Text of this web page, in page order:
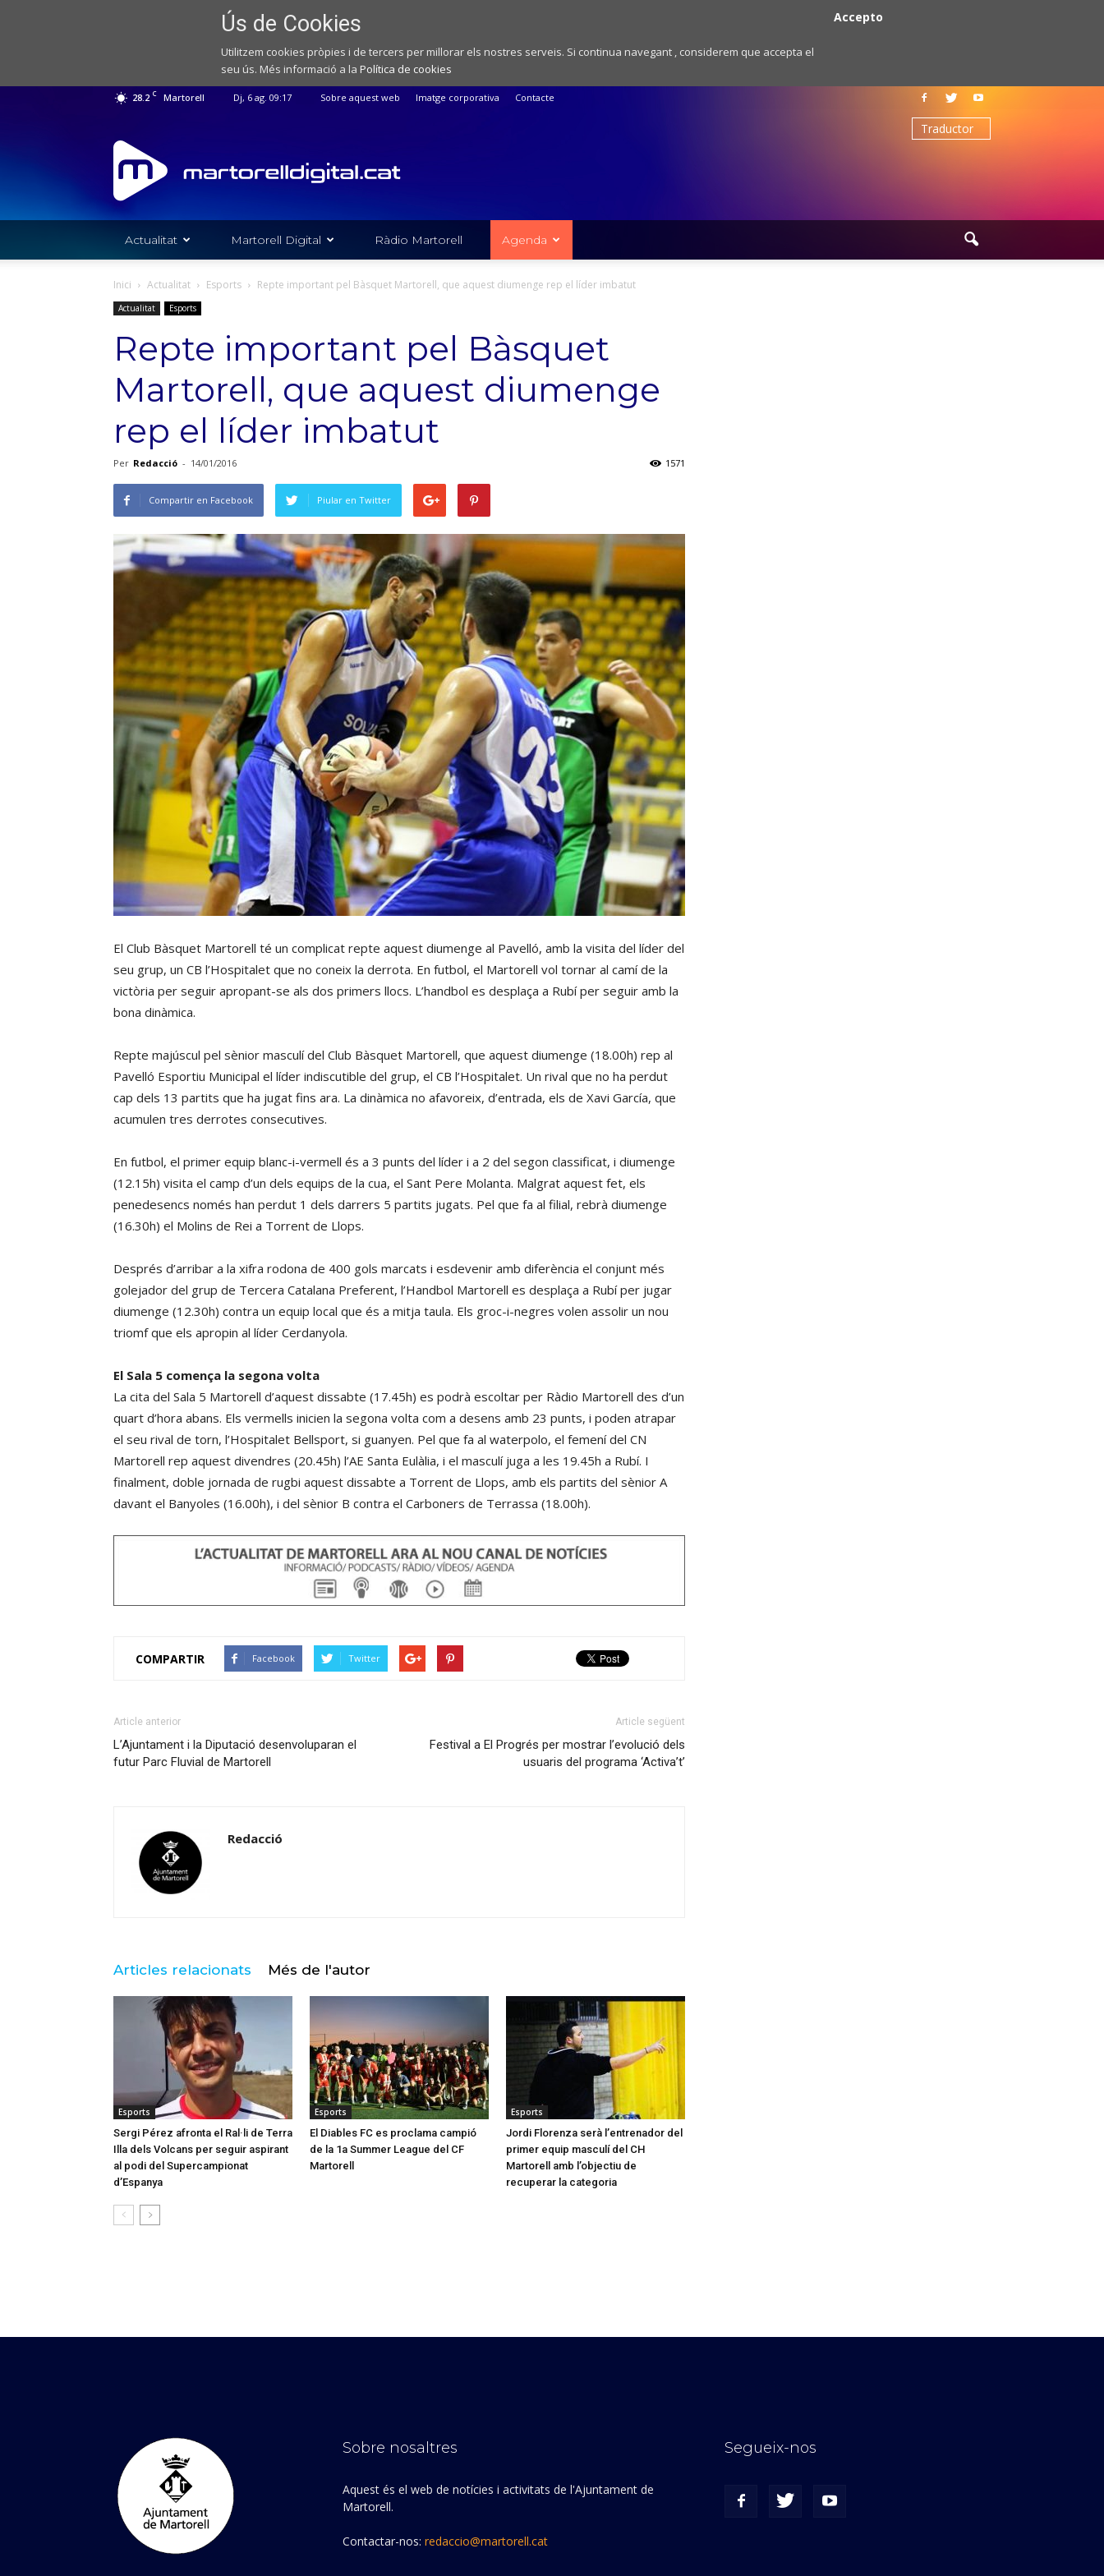
Ús de Cookies
Utilitzem cookies pròpies i de tercers per millorar els nostres serveis. Si continua navegant , considerem que accepta el
seu ús. Més informació a la Política de cookies
Accepto
28.2 C Martorell Dj, 6 ag. 09:17 Sobre aquest web Imatge corporativa Contacte
Web
de
notícies
de
l'Ajuntament
Martorell
Actualitat Martorell Digital Ràdio Martorell Agenda
Inici Actualitat Esports Repte important pel Bàsquet Martorell, que aquest diumenge rep el líder imbatut
Actualitat Esports
Repte important pel Bàsquet
Martorell, que aquest diumenge
rep el líder imbatut
Per Redacció - 14/01/2016 1571
Compartir en Facebook Piular en Twitter
El Club Bàsquet Martorell té un complicat repte aquest diumenge al Pavelló, amb la visita del líder del
seu grup, un CB l’Hospitalet que no coneix la derrota. En futbol, el Martorell vol tornar al camí de la
victòria per seguir apropant-se als dos primers llocs. L’handbol es desplaça a Rubí per seguir amb la
bona dinàmica.
Repte majúscul pel sènior masculí del Club Bàsquet Martorell, que aquest diumenge (18.00h) rep al
Pavelló Esportiu Municipal el líder indiscutible del grup, el CB l’Hospitalet. Un rival que no ha perdut
cap dels 13 partits que ha jugat fins ara. La dinàmica no afavoreix, d’entrada, els de Xavi García, que
acumulen tres derrotes consecutives.
En futbol, el primer equip blanc-i-vermell és a 3 punts del líder i a 2 del segon classificat, i diumenge
(12.15h) visita el camp d’un dels equips de la cua, el Sant Pere Molanta. Malgrat aquest fet, els
penedesencs només han perdut 1 dels darrers 5 partits jugats. Pel que fa al filial, rebrà diumenge
(16.30h) el Molins de Rei a Torrent de Llops.
Després d’arribar a la xifra rodona de 400 gols marcats i esdevenir amb diferència el conjunt més
golejador del grup de Tercera Catalana Preferent, l’Handbol Martorell es desplaça a Rubí per jugar
diumenge (12.30h) contra un equip local que és a mitja taula. Els groc-i-negres volen assolir un nou
triomf que els apropin al líder Cerdanyola.
El Sala 5 comença la segona volta
La cita del Sala 5 Martorell d’aquest dissabte (17.45h) es podrà escoltar per Ràdio Martorell des d’un
quart d’hora abans. Els vermells inicien la segona volta com a desens amb 23 punts, i poden atrapar
el seu rival de torn, l’Hospitalet Bellsport, si guanyen. Pel que fa al waterpolo, el femení del CN
Martorell rep aquest divendres (20.45h) l’AE Santa Eulàlia, i el masculí juga a les 19.45h a Rubí. I
finalment, doble jornada de rugbi aquest dissabte a Torrent de Llops, amb els partits del sènior A
davant el Banyoles (16.00h), i del sènior B contra el Carboners de Terrassa (18.00h).
COMPARTIR Facebook Twitter
Article anterior
L’Ajuntament i la Diputació desenvoluparan el
futur Parc Fluvial de Martorell
Article següent
Festival a El Progrés per mostrar l’evolució dels
usuaris del programa ‘Activa’t’
Redacció
Articles relacionats Més de l'autor
Esports
Sergi Pérez afronta el Ral·li de Terra
Illa dels Volcans per seguir aspirant
al podi del Supercampionat
d’Espanya
Esports
El Diables FC es proclama campió
de la 1a Summer League del CF
Martorell
Esports
Jordi Florenza serà l’entrenador del
primer equip masculí del CH
Martorell amb l’objectiu de
recuperar la categoria
Sobre nosaltres
Aquest és el web de notícies i activitats de l'Ajuntament de
Martorell.
Contactar-nos: redaccio@martorell.cat
Segueix-nos